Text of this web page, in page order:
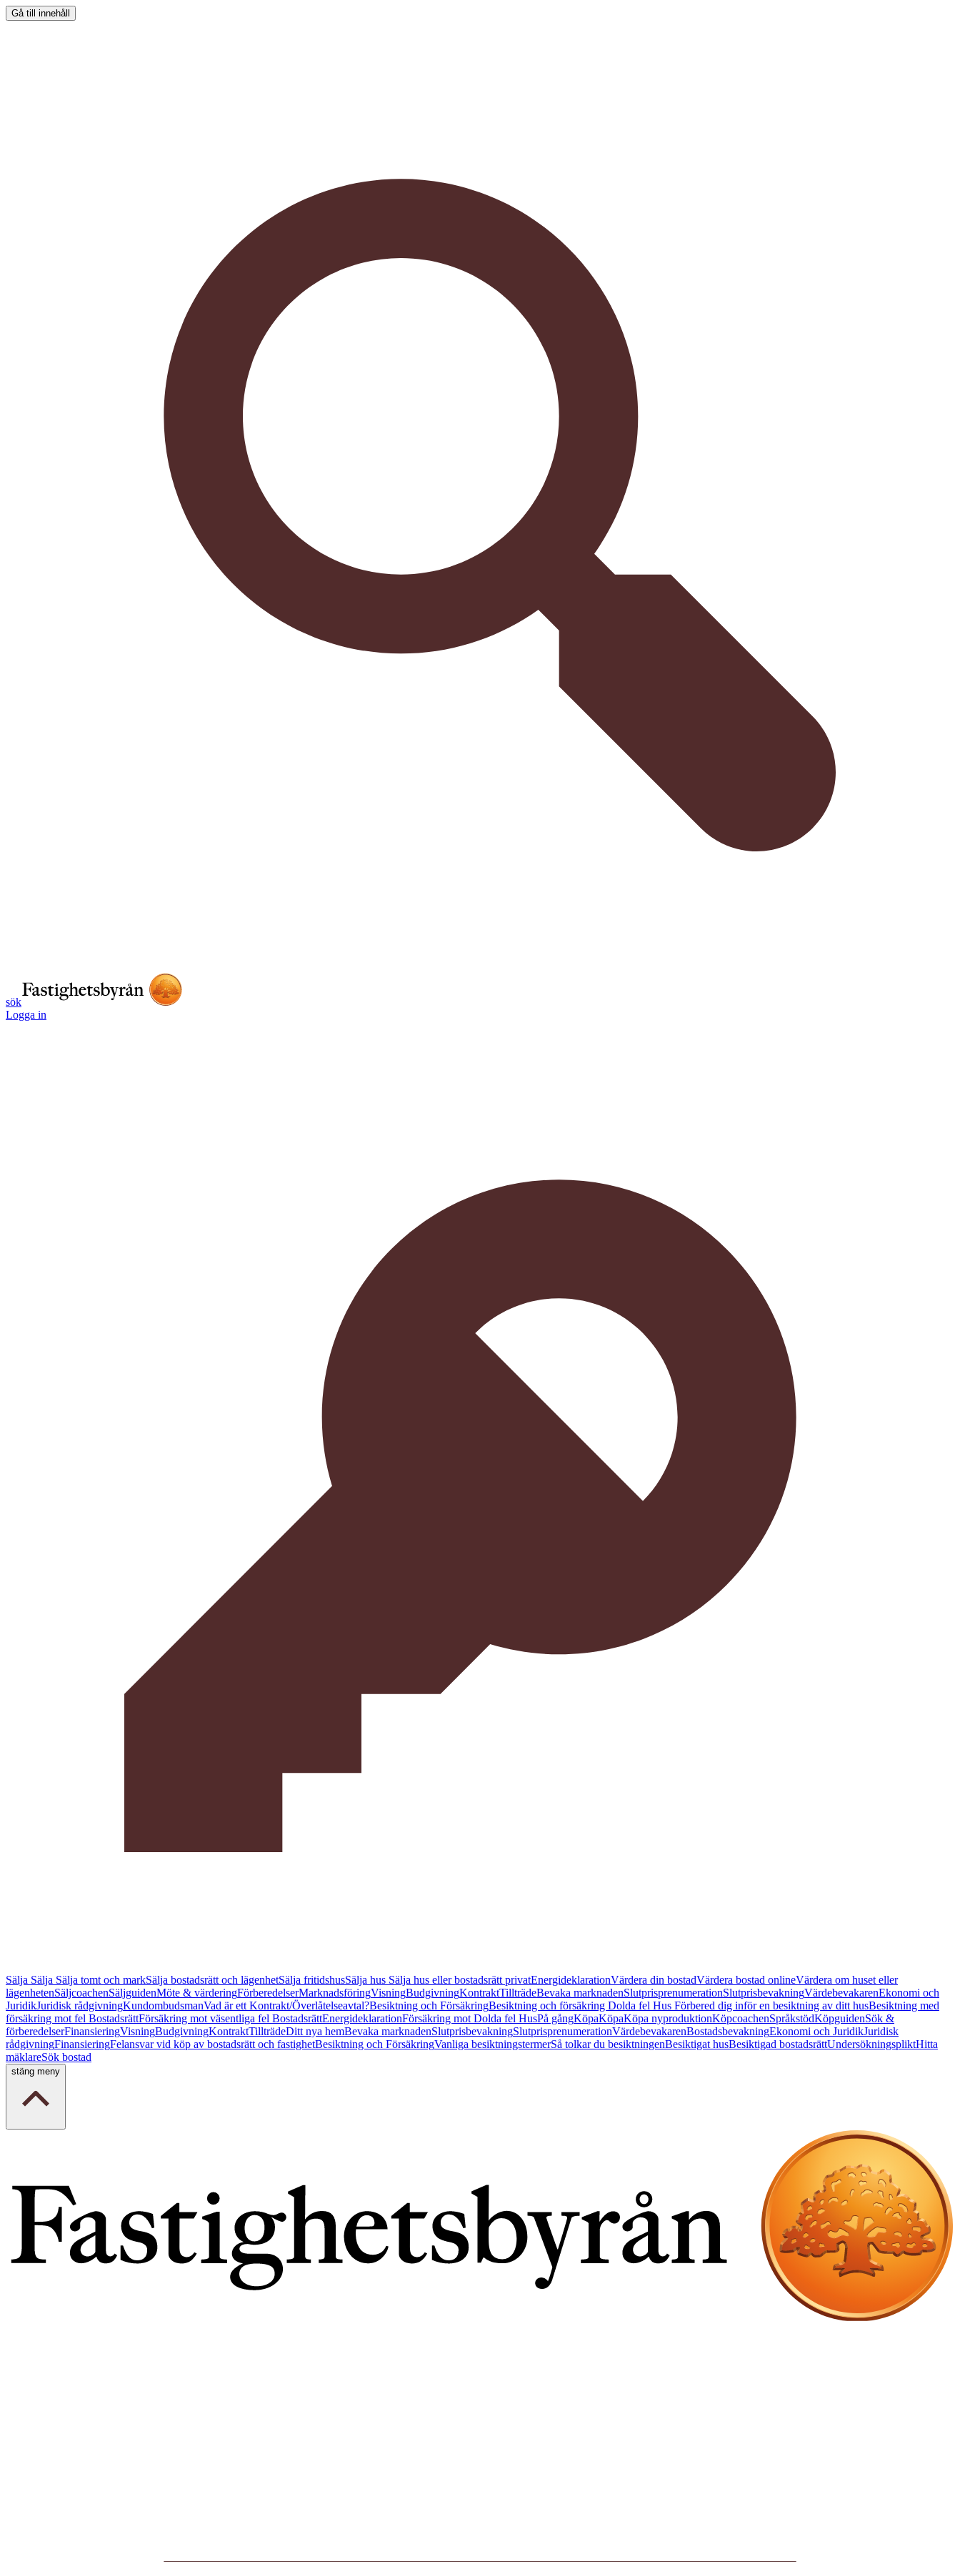
Gå till innehåll
sök
Logga in
Sälja Sälja Sälja tomt och markSälja bostadsrätt och lägenhetSälja fritidshusSälja hus Sälja hus eller bostadsrätt privatEnergideklarationVärdera din bostadVärdera bostad onlineVärdera om huset eller
lägenhetenSäljcoachenSäljguidenMöte & värderingFörberedelserMarknadsföringVisningBudgivningKontraktTillträdeBevaka marknadenSlutprisprenumerationSlutprisbevakningVärdebevakarenEkonomi och
JuridikJuridisk rådgivningKundombudsmanVad är ett Kontrakt/Överlåtelseavtal?Besiktning och FörsäkringBesiktning och försäkring Dolda fel Hus Förbered dig inför en besiktning av ditt husBesiktning med
försäkring mot fel BostadsrättFörsäkring mot väsentliga fel BostadsrättEnergideklarationFörsäkring mot Dolda fel HusPå gångKöpaKöpaKöpa nyproduktionKöpcoachenSpråkstödKöpguidenSök &
förberedelserFinansieringVisningBudgivningKontraktTillträdeDitt nya hemBevaka marknadenSlutprisbevakningSlutprisprenumerationVärdebevakarenBostadsbevakningEkonomi och JuridikJuridisk
rådgivningFinansieringFelansvar vid köp av bostadsrätt och fastighetBesiktning och FörsäkringVanliga besiktningstermerSå tolkar du besiktningenBesiktigat husBesiktigad bostadsrättUndersökningspliktHitta
mäklareSök bostad
stäng meny